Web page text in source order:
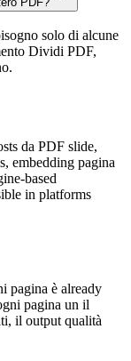
solo di alcune
Dividi PDF,
da PDF slide,
embedding pagina
based
in platforms
pagina è already
pagina un il
il output qualità